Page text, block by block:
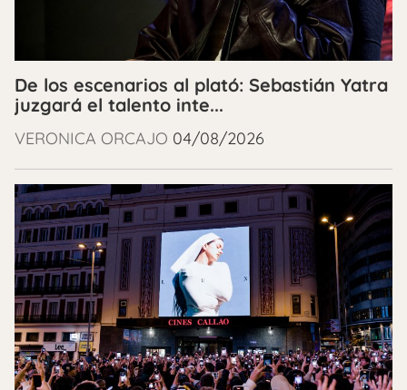
De los escenarios al plató: Sebastián Yatra
juzgará el talento inte...
VERONICA ORCAJO 04/08/2026